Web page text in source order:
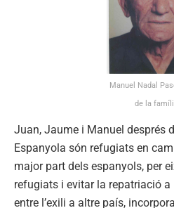
Manuel Nadal
de la
Juan, Jaume i Manuel després
Espanyola són refugiats en
major part dels espanyols, per
refugiats i evitar la repatriació a
entre l’exili a altre país,